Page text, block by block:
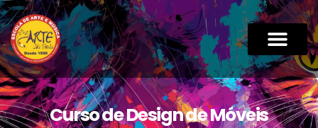
Curso de Design de Móveis